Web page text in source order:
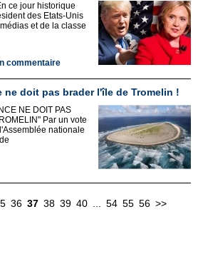
ce jour historique
des Etats-Unis
et de la classe
commentaire
ne doit pas brader l'île de Tromelin !
NE DOIT PAS
Par un vote
nationale
36 37 38 39 40 54 55 56 >>